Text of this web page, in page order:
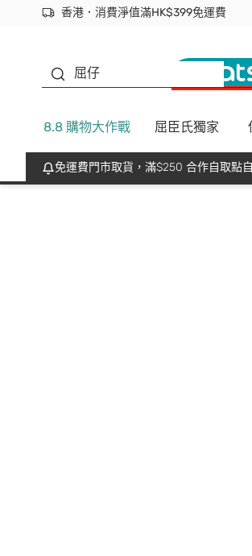
香港．消費淨值滿HK$399免運費
立即成為易賞錢會員盡享獨家優惠
首次APP下單買滿$450 輸入 NEWAPP
屈仔
8.8 購物大作戰 屈臣氏獨家
免運費門市取貨，滿$250 合作自取點